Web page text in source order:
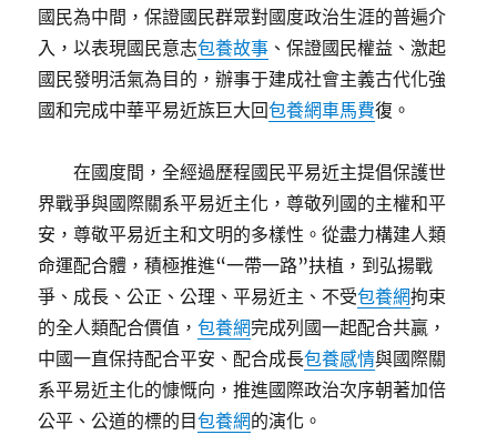
國民為中間，保證國民群眾對國度政治生涯的普遍介
入，以表現國民意志包養故事 、保證國民權益、激起
國民發明活氣為目的，辦事于建成社會主義古代化強
國和完成中華平易近族巨大回包養網車馬費復。
在國度間，全經過歷程國民平易近主提倡保護世
界戰爭與國際關系平易近主化，尊敬列國的主權和平
安，尊敬平易近主和文明的多樣性。從盡力構建人類
命運配合體，積極推進“一帶一路”扶植，到弘揚戰
爭、成長、公正、公理、平易近主、不受包養網拘束
的全人類配合價值，包養網完成列國一起配合共贏，
中國一直保持配合平安、配合成長包養感情與國際關
系平易近主化的慷慨向，推進國際政治次序朝著加倍
公平、公道的標的目包養網的演化。